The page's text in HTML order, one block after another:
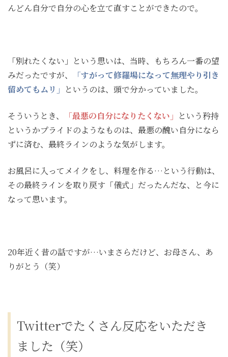
んどん自分で自分の心を立て直すことができたので。
「別れたくない」という思いは、当時、もちろん一番の望
みだったですが、
「すがって修羅場になって無理やり引き
留めてもムリ」 というのは、頭で分かっていました。
そういうとき、 「最悪の自分になりたくない」 という矜持
というかプライドのようなものは、最悪の醜い自分になら
ずに済む、最終ラインのような気がします。
お風呂に入ってメイクをし、料理を作る…という行動は、
その最終ラインを取り戻す「儀式」だったんだな、と今に
なって思います。
20年近く昔の話ですが…いまさらだけど、お母さん、あ
りがとう（笑）
Twitterでたくさん反応をいただき
ました（笑）